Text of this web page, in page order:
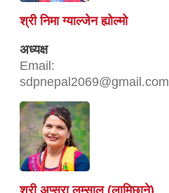
श्री निमा ग्याल्जेन ह्योल्मो
अध्यक्ष
Email:
sdpnepal2069@gmail.com
श्री अप्सरा लम्साल (लामिछाने)